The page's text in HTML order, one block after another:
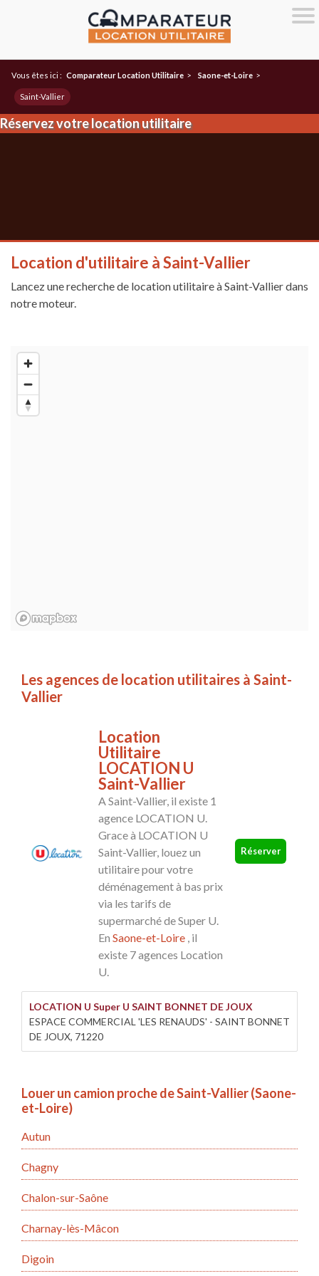
Vous êtes ici : Comparateur Location Utilitaire > Saone-et-Loire >
Saint-Vallier
Réservez votre location utilitaire
Location d'utilitaire à Saint-Vallier
Lancez une recherche de location utilitaire à Saint-Vallier dans
notre moteur.
Les agences de location utilitaires à Saint-
Vallier
Location
Utilitaire
LOCATION U
Saint-Vallier
A Saint-Vallier, il existe 1
agence LOCATION U.
Grace à LOCATION U
Saint-Vallier, louez un
utilitaire pour votre
déménagement à bas prix
via les tarifs de
supermarché de Super U.
En Saone-et-Loire , il
existe 7 agences Location
U.
Réserver
LOCATION U Super U SAINT BONNET DE JOUX
ESPACE COMMERCIAL 'LES RENAUDS' - SAINT BONNET
DE JOUX, 71220
Louer un camion proche de Saint-Vallier (Saone-
et-Loire)
Autun
Chagny
Chalon-sur-Saône
Charnay-lès-Mâcon
Digoin